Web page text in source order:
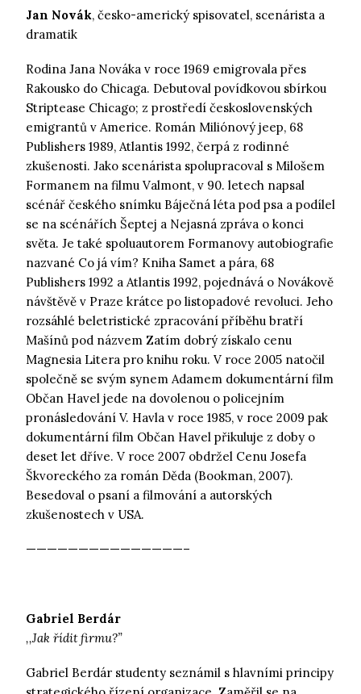
Jan Novák, česko-americký spisovatel, scenárista a
dramatik
Rodina Jana Nováka v roce 1969 emigrovala přes
Rakousko do Chicaga. Debutoval povídkovou sbírkou
Striptease Chicago; z prostředí československých
emigrantů v Americe. Román Miliónový jeep, 68
Publishers 1989, Atlantis 1992, čerpá z rodinné
zkušenosti. Jako scenárista spolupracoval s Milošem
Formanem na filmu Valmont, v 90. letech napsal
scénář českého snímku Báječná léta pod psa a podílel
se na scénářích Šeptej a Nejasná zpráva o konci
světa. Je také spoluautorem Formanovy autobiografie
nazvané Co já vím? Kniha Samet a pára, 68
Publishers 1992 a Atlantis 1992, pojednává o Novákově
návštěvě v Praze krátce po listopadové revoluci. Jeho
rozsáhlé beletristické zpracování příběhu bratří
Mašínů pod názvem Zatím dobrý získalo cenu
Magnesia Litera pro knihu roku. V roce 2005 natočil
společně se svým synem Adamem dokumentární film
Občan Havel jede na dovolenou o policejním
pronásledování V. Havla v roce 1985, v roce 2009 pak
dokumentární film Občan Havel přikuluje z doby o
deset let dříve. V roce 2007 obdržel Cenu Josefa
Škvoreckého za román Děda (Bookman, 2007).
Besedoval o psaní a filmování a autorských
zkušenostech v USA.
———————————————–
Gabriel Berdár
,,Jak řídit firmu?”
Gabriel Berdár studenty seznámil s hlavními principy